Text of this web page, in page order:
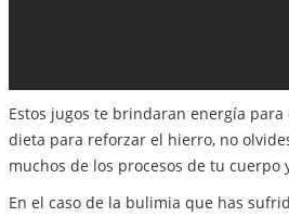
Estos jugos te brindaran energía
dieta para reforzar el hierro, no
muchos de los procesos de tu
En el caso de la bulimia que has